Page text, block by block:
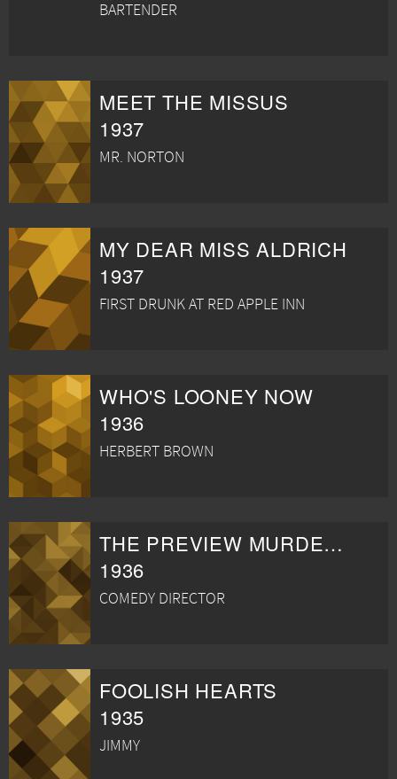
BARTENDER
MEET THE MISSUS
1937
MR. NORTON
MY DEAR MISS ALDRICH
1937
FIRST DRUNK AT RED APPLE INN
WHO'S LOONEY NOW
1936
HERBERT BROWN
THE PREVIEW MURDER MYSTERY
1936
COMEDY DIRECTOR
FOOLISH HEARTS
1935
JIMMY